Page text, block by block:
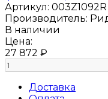
Артикул: 003Z1092R
Производитель:
В наличии
Цена:
27 872 ₽
Доставка